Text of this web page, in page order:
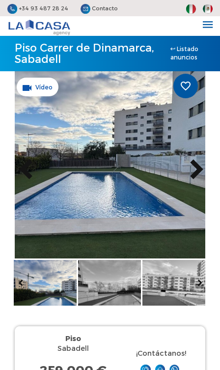
+34 93 487 28 24 Contacto
Piso Carrer de Dinamarca,
Sabadell
Listado
anuncios
Vídeo
Piso
Sabadell
¡Contáctanos!